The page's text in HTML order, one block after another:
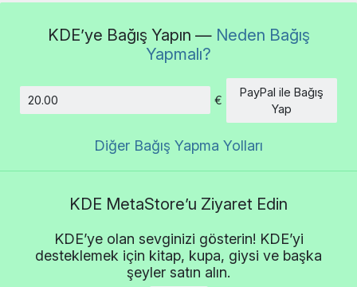
KDE’ye Bağış Yapın — Neden Bağış
Yapmalı?
€
PayPal ile Bağış
Yap
Diğer Bağış Yapma Yolları
KDE MetaStore’u Ziyaret Edin
KDE’ye olan sevginizi gösterin! KDE’yi
desteklemek için kitap, kupa, giysi ve başka
şeyler satın alın.